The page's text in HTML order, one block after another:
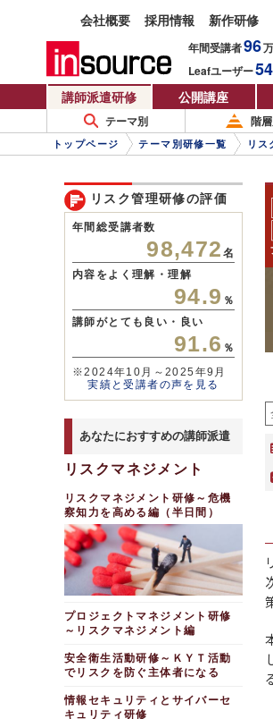
会社概要 採用情報 新作研修
年間受講者96
Leafユーザー
講師派遣研修
公開講座
テーマ別 階
トップページ テーマ別研修一覧 リス
リスク管理研修の評価
年間総受講者数
98,472 名
内容をよく理解・理解
94.9 ％
講師がとても良い・良い
91.6 ％
※2024年10月～2025年9月
実績と受講者の声を見る
あなたにおすすめの講師派遣
リスクマネジメント
リスクマネジメント研修～危機
察知力を高める編（半日間）
プロジェクトマネジメント研修
～リスクマネジメント編
安全衛生活動研修～ＫＹＴ活動
でリスクを防ぐ主体者になる
情報セキュリティとサイバーセ
キュリティ研修